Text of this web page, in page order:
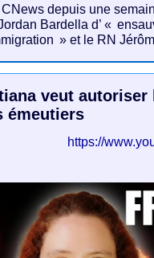
CNews depuis une
Bardella d’ «
» et le RN
veut
émeutiers
https://